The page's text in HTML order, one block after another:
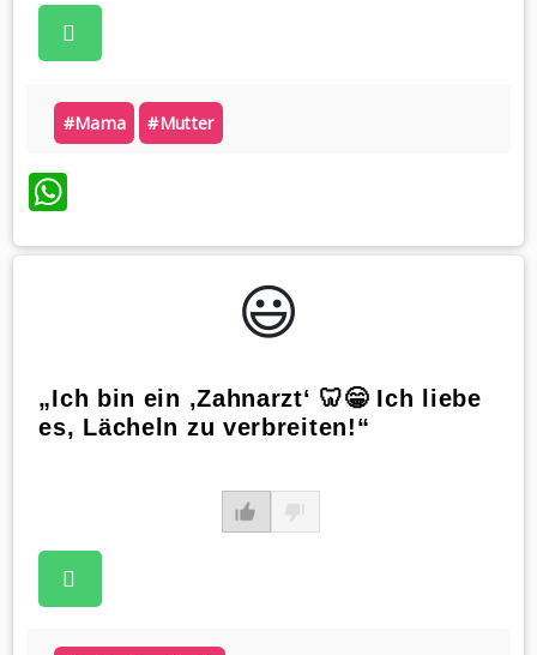
#mama #mutter
WhatsApp
😃️
„Ich bin ein ‚Zahnarzt‘ 🦷😁 Ich liebe
es, Lächeln zu verbreiten!“